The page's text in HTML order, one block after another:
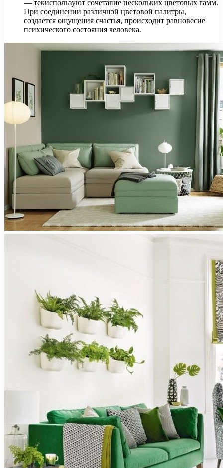
— текиспользуют сочетание нескольких цветовых гамм.
При соединении различной цветовой палитры,
создается ощущения счастья, происходит равновесие
психического состояния человека.